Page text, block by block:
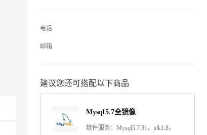
电话
邮箱
建议您还可搭配以下商品
Mysql5.7全镜像
软件服务：Mysql5.7.31，jdk1.8，